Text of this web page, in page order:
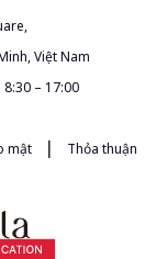
Việt Nam
– 17:00
mật |
Thỏa thuận